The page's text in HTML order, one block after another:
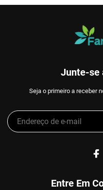
Junte-se
Seja o primeiro a receber
Entre Em